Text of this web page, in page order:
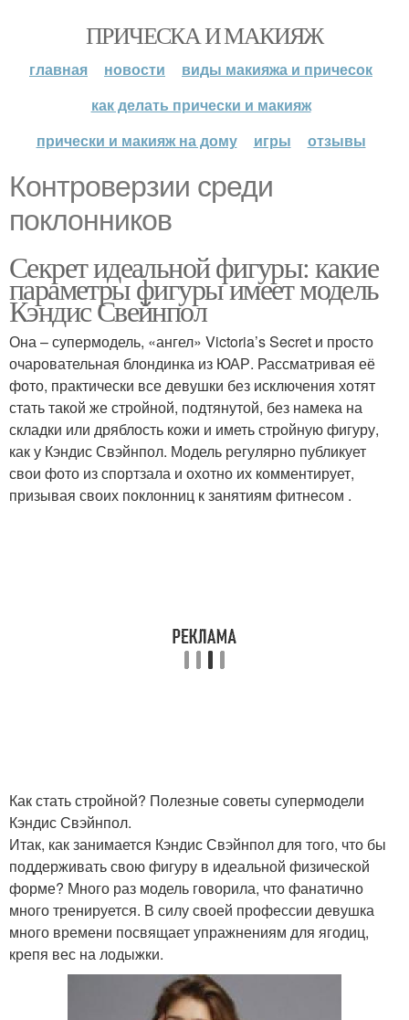
ПРИЧЕСКА И МАКИЯЖ
главная новости
виды макияжа и причесок
как делать прически и макияж
прически и макияж на дому
игры отзывы
Контроверзии среди
поклонников
Секрет идеальной фигуры: какие
параметры фигуры имеет модель
Кэндис Свейнпол
Она – супермодель, «ангел» Victoria’s Secret и просто
очаровательная блондинка из ЮАР. Рассматривая её
фото, практически все девушки без исключения хотят
стать такой же стройной, подтянутой, без намека на
складки или дряблость кожи и иметь стройную фигуру,
как у Кэндис Свэйнпол. Модель регулярно публикует
свои фото из спортзала и охотно их комментирует,
призывая своих поклонниц к занятиям фитнесом .
Как стать стройной? Полезные советы супермодели
Кэндис Свэйнпол.
Итак, как занимается Кэндис Свэйнпол для того, что бы
поддерживать свою фигуру в идеальной физической
форме? Много раз модель говорила, что фанатично
много тренируется. В силу своей профессии девушка
много времени посвящает упражнениям для ягодиц,
крепя вес на лодыжки.